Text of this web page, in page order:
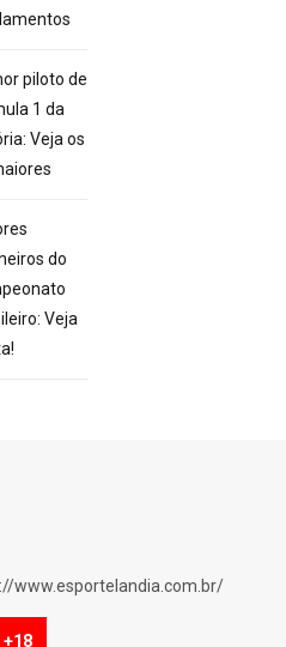
piloto de
1 da
Veja os
do
Veja
www.esportelandia.com.br/
+18